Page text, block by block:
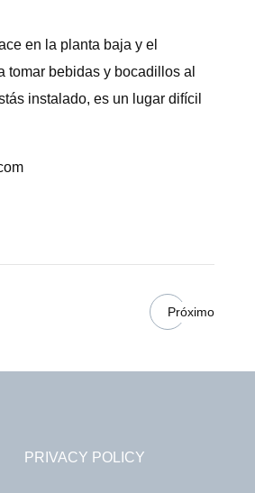
en la planta baja y el
tomar bebidas y bocadillos al
instalado, es un lugar difícil
Próximo
PRIVACY POLICY